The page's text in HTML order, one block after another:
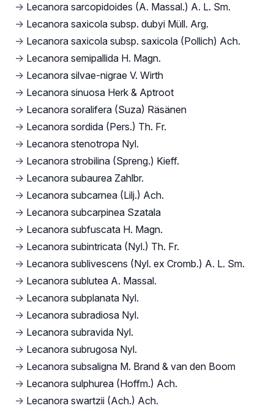
→ Lecanora sarcopidoides (A. Massal.) A. L. Sm.
→ Lecanora saxicola subsp. dubyi Müll. Arg.
→ Lecanora saxicola subsp. saxicola (Pollich) Ach.
→ Lecanora semipallida H. Magn.
→ Lecanora silvae-nigrae V. Wirth
→ Lecanora sinuosa Herk & Aptroot
→ Lecanora soralifera (Suza) Räsänen
→ Lecanora sordida (Pers.) Th. Fr.
→ Lecanora stenotropa Nyl.
→ Lecanora strobilina (Spreng.) Kieff.
→ Lecanora subaurea Zahlbr.
→ Lecanora subcarnea (Lilj.) Ach.
→ Lecanora subcarpinea Szatala
→ Lecanora subfuscata H. Magn.
→ Lecanora subintricata (Nyl.) Th. Fr.
→ Lecanora sublivescens (Nyl. ex Cromb.) A. L. Sm.
→ Lecanora sublutea A. Massal.
→ Lecanora subplanata Nyl.
→ Lecanora subradiosa Nyl.
→ Lecanora subravida Nyl.
→ Lecanora subrugosa Nyl.
→ Lecanora subsaligna M. Brand & van den Boom
→ Lecanora sulphurea (Hoffm.) Ach.
→ Lecanora swartzii (Ach.) Ach.